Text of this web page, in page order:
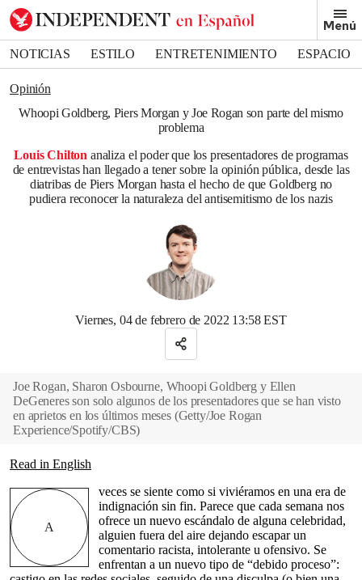
Menú
NOTICIAS ESTILO ENTRETENIMIENTO
ESPACIO
DEPORTES
Opinión
Whoopi Goldberg, Piers Morgan y Joe Rogan son parte del mismo
problema
Louis Chilton analiza el poder que los presentadores de programas
de entrevistas han llegado a tener sobre la opinión pública, desde las
diatribas de Piers Morgan hasta el hecho de que Goldberg no
pudiera reconocer la naturaleza del antisemitismo de los nazis
Viernes, 04 de febrero de 2022 13:58 EST
Bookmark popover
Removed from bookmarks
Close popover
Joe Rogan, Sharon Osbourne, Whoopi Goldberg y Ellen
DeGeneres son solo algunos de los presentadores que se han visto
en aprietos en los últimos meses (Getty/Joe Rogan
Experience/Spotify/CBS)
Read in English
A
veces se siente como si viviéramos en una era de
indignación sin fin. Parece que cada semana nos
ofrece un nuevo escándalo de alguna celebridad,
alguien fuera del aire dejando escapar un
comentario racista, intolerante u ofensivo. Se
enfrentan a un nuevo tipo de “debido proceso”: